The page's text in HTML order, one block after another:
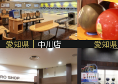
愛知県 中川店 愛知県